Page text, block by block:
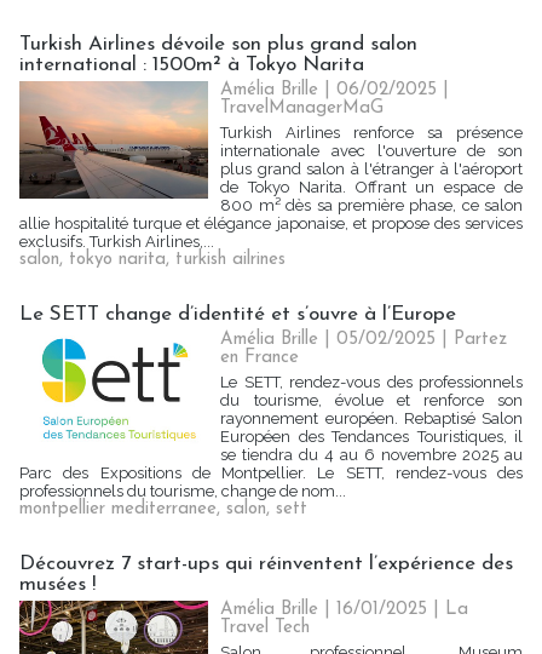
Turkish Airlines dévoile son plus grand salon
international : 1500m² à Tokyo Narita
Amélia Brille | 06/02/2025
TravelManagerMaG
Turkish Airlines renforce sa présence
internationale avec l'ouverture de son
plus grand salon à l'étranger à l'aéroport
de Tokyo Narita. Offrant un espace de
800 m² dès sa première phase, ce salon
allie hospitalité turque et élégance japonaise, et propose des services
exclusifs. Turkish Airlines,...
salon, tokyo narita, turkish ailrines
Le SETT change d’identité et s’ouvre à l’Europe
Amélia Brille | 05/02/2025
Partez
en France
Le SETT, rendez-vous des professionnels
du tourisme, évolue et renforce son
rayonnement européen. Rebaptisé Salon
Européen des Tendances Touristiques, il
se tiendra du 4 au 6 novembre 2025 au
Parc des Expositions de Montpellier. Le SETT, rendez-vous des
professionnels du tourisme, change de nom...
montpellier mediterranee, salon, sett
Découvrez 7 start-ups qui réinventent l’expérience des
musées !
Amélia Brille | 16/01/2025
La
Travel Tech